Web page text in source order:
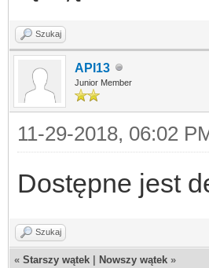
Szukaj
API13
Junior Member
11-29-2018, 06:02
Dostępne jest
Szukaj
« Starszy wątek Nowszy wątek »